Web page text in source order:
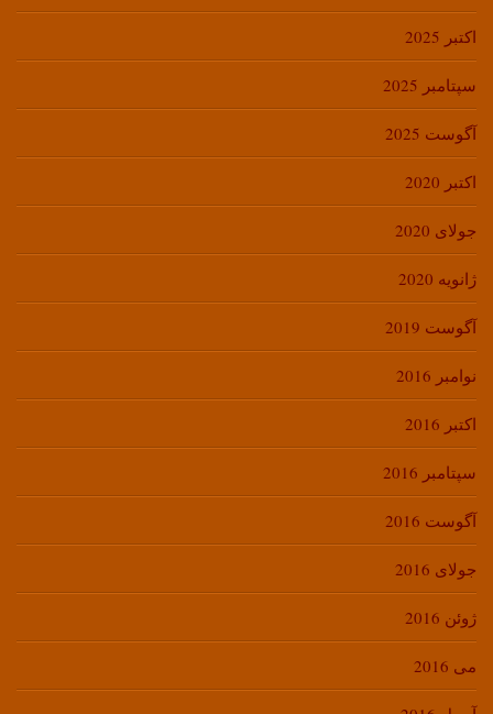
اکتبر 2025
سپتامبر 2025
آگوست 2025
اکتبر 2020
جولای 2020
ژانویه 2020
آگوست 2019
نوامبر 2016
اکتبر 2016
سپتامبر 2016
آگوست 2016
جولای 2016
ژوئن 2016
می 2016